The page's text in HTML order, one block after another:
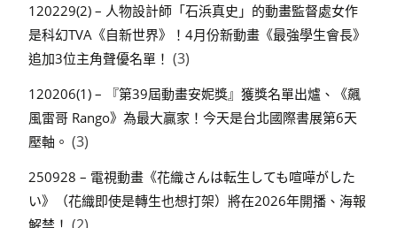
120229(2) – 人物設計師「石浜真史」的動畫監督處女作
是科幻TVA《自新世界》！4月份新動畫《最強學生會長》
追加3位主角聲優名單！ (3)
120206(1) – 『第39屆動畫安妮獎』獲獎名單出爐、《飆
風雷哥 Rango》為最大贏家！今天是台北國際書展第6天
壓軸。 (3)
250928 – 電視動畫《花織さんは転生しても喧嘩がした
い》（花織即使是轉生也想打架）將在2026年開播、海報
解禁！ (2)